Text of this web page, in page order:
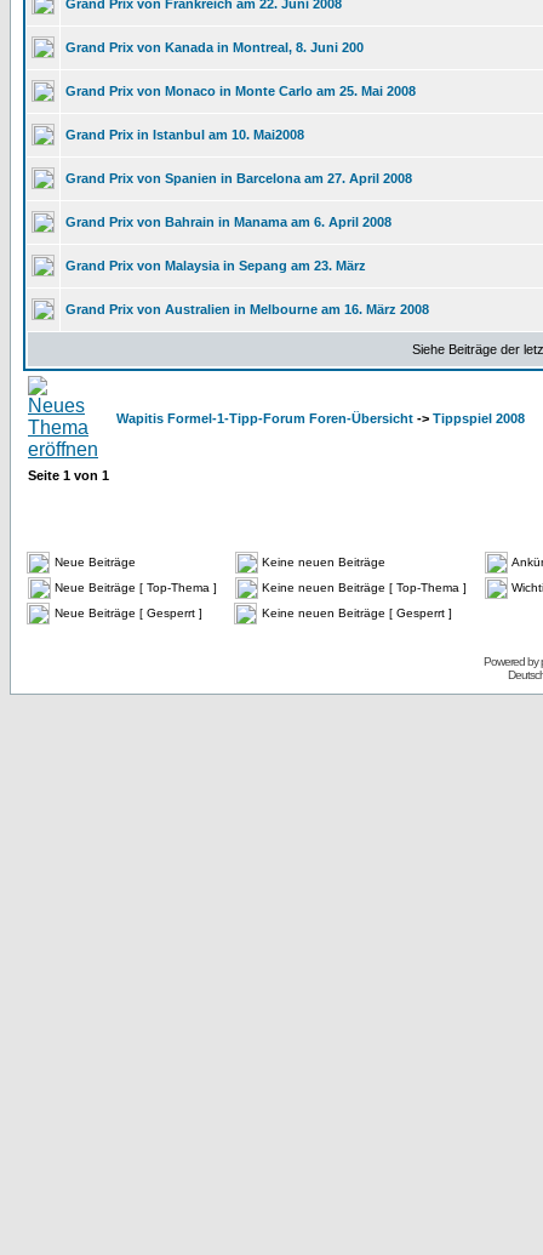
Grand Prix von Frankreich am 22. Juni 2008
Grand Prix von Kanada in Montreal, 8. Juni 200
Grand Prix von Monaco in Monte Carlo am 25. Mai 2008
Grand Prix in Istanbul am 10. Mai2008
Grand Prix von Spanien in Barcelona am 27. April 2008
Grand Prix von Bahrain in Manama am 6. April 2008
Grand Prix von Malaysia in Sepang am 23. März
Grand Prix von Australien in Melbourne am 16. März 2008
Siehe Beiträge der
Wapitis Formel-1-Tipp-Forum Foren-Übersicht -> Tippspiel 2008
Seite 1 von 1
Neue Beiträge Keine neuen Beiträge
Neue Beiträge [ Top-Thema ]
Keine neuen Beiträge [ Top-Thema ]
Neue Beiträge [ Gesperrt ]
Keine neuen Beiträge [ Gesperrt ]
Powered by